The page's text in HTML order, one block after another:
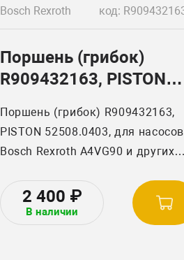
Bosch Rexroth
Поршень (грибок)
R909432163, PISTON
Поршень (грибок) R909432163,
PISTON 52508.0403, для насосов
Bosch Rexroth A4VG90 и других
2 400 ₽
В наличии